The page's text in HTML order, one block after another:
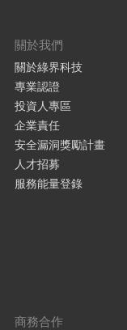
關於我們
關於綠界科技
專業認證
投資人專區
企業責任
安全漏洞獎勵計畫
人才招募
服務能量登錄
商務合作